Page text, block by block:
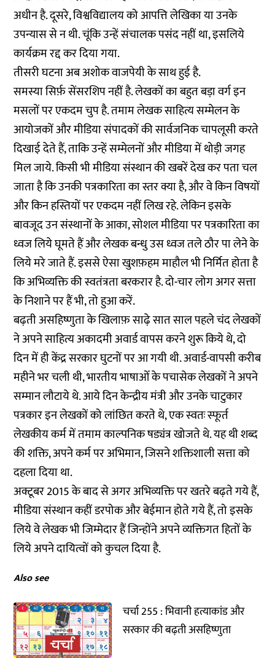
अधीन है. दूसरे, विश्वविद्यालय को आपत्ति लेखिका या उनके
उपन्यास से न थी. चूंकि उन्हें संचालक पसंद नहीं था, इसलिये
कार्यक्रम रद्द कर दिया गया.
तीसरी घटना अब अशोक वाजपेयी के साथ हुई है.
समस्या सिर्फ़ सेंसरशिप नहीं है. लेखकों का बहुत बड़ा वर्ग इन
मसलों पर एकदम चुप है. तमाम लेखक साहित्य सम्मेलन के
आयोजकों और मीडिया संपादकों की सार्वजनिक चापलूसी करते
दिखाई देते हैं, ताकि उन्हें सम्मेलनों और मीडिया में थोड़ी जगह
मिल जाये. किसी भी मीडिया संस्थान की खबरें देख कर पता चल
जाता है कि उनकी पत्रकारिता का स्तर क्या है, और वे किन विषयों
और किन हस्तियों पर एकदम नहीं लिख रहे. लेकिन इसके
बावजूद उन संस्थानों के आका, सोशल मीडिया पर पत्रकारिता का
ध्वज लिये घूमते हैं और लेखक बन्धु उस ध्वज तले ठौर पा लेने के
लिये मरे जाते हैं. इससे ऐसा खुशफ़हम माहौल भी निर्मित होता है
कि अभिव्यक्ति की स्वतंत्रता बरकरार है. दो-चार लोग अगर सत्ता
के निशाने पर हैं भी, तो हुआ करें.
बढ़ती असहिष्णुता के खिलाफ़ साढ़े सात साल पहले चंद लेखकों
ने अपने साहित्य अकादमी अवार्ड वापस करने शुरू किये थे, दो
दिन में ही केंद्र सरकार घुटनों पर आ गयी थी. अवार्ड-वापसी करीब
महीने भर चली थी, भारतीय भाषाओँ के पचासेक लेखकों ने अपने
सम्मान लौटाये थे. आये दिन केन्द्रीय मंत्री और उनके चाटुकार
पत्रकार इन लेखकों को लांछित करते थे, एक स्वतः स्फूर्त
लेखकीय कर्म में तमाम काल्पनिक षड्यंत्र खोजते थे. यह थी शब्द
की शक्ति, अपने कर्म पर अभिमान, जिसने शक्तिशाली सत्ता को
दहला दिया था.
अक्टूबर 2015 के बाद से अगर अभिव्यक्ति पर खतरे बढ़ते गये हैं,
मीडिया संस्थान कहीं डरपोक और बेईमान होते गये हैं, तो इसके
लिये वे लेखक भी जिम्मेदार हैं जिन्होंने अपने व्यक्तिगत हितों के
लिये अपने दायित्वों को कुचल दिया है.
Also see
चर्चा 255 : भिवानी हत्याकांड और
सरकार की बढ़ती असहिष्णुता